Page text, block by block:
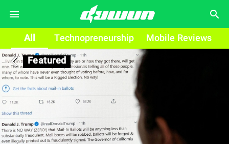
search
All Technopreneurship
Mobile Reviews
Featured
arrow_back_ios